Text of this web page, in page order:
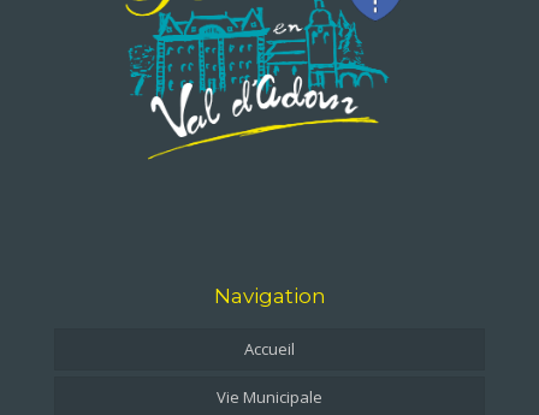
Navigation
Accueil
Vie Municipale